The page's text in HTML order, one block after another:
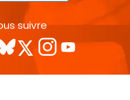
suivre